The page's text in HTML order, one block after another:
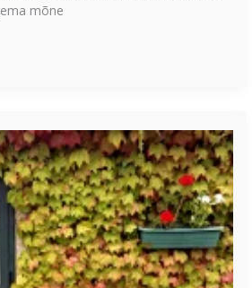
mõne